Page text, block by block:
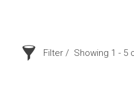
Filter Showing 1 - 5